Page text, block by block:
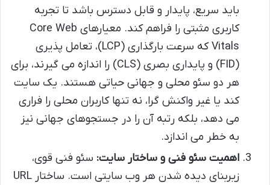
باید سریع، پایدار و قابل دسترس باشد تا تجربه
کاربری مثبتی را فراهم کند. معیارهای Core Web
Vitals که سرعت بارگذاری (LCP)، تعامل پذیری
(FID) و پایداری بصری (CLS) را اندازه می گیرند، برای
هر دو سئو محلی و جهانی حیاتی هستند. یک سایت
کند یا غیر واکنش گرا، نه تنها کاربران محلی را فراری
می دهد، بلکه رتبه آن را در جستجوهای جهانی نیز
به خطر می اندازد.
اهمیت سئو فنی و ساختار سایت: سئو فنی قوی،
زیربنای دیده شدن هر وب سایتی است. ساختار URL